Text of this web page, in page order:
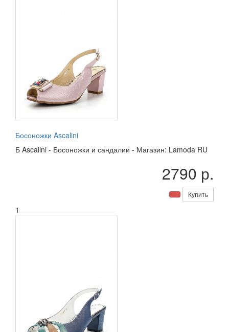
Босоножки Ascalini
Б Ascalini - Босоножки и сандалии - Магазин: Lamoda RU
2790 р.
Купить
1